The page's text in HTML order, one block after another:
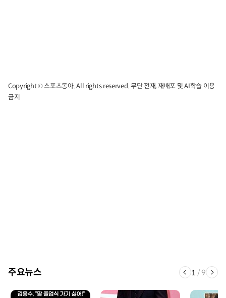
Copyright © 스포츠동아. All rights reserved. 무단 전재, 재배포 및 AI학습 이용
금지
주요뉴스 1 /9